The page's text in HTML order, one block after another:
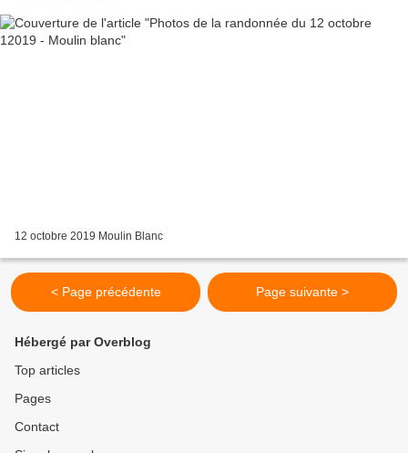
12 octobre 2019 Moulin Blanc
< Page précédente Page suivante >
Hébergé par Overblog
Top articles
Pages
Contact